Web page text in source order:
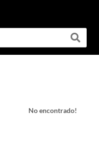
No encontrado!